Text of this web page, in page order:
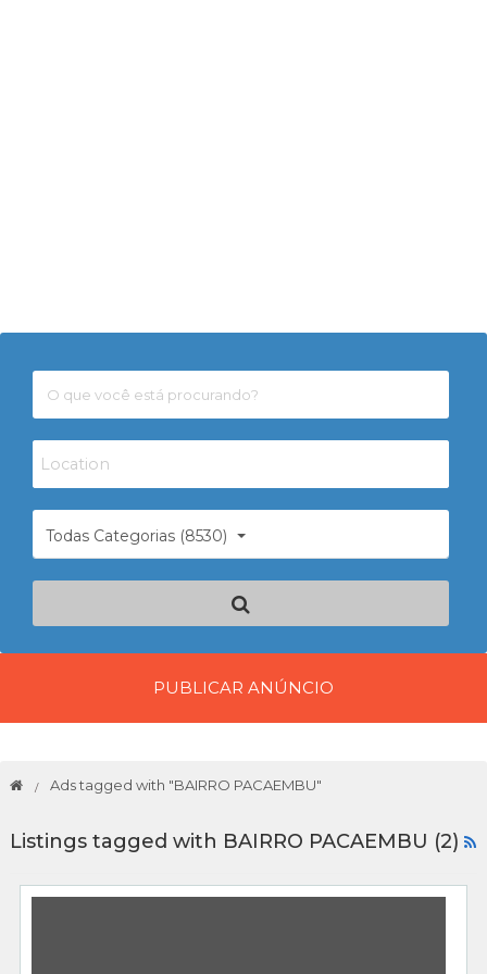
Todas Categorias (8530)
PUBLICAR ANÚNCIO
Ads tagged with "BAIRRO PACAEMBU"
Listings tagged with BAIRRO PACAEMBU (2)